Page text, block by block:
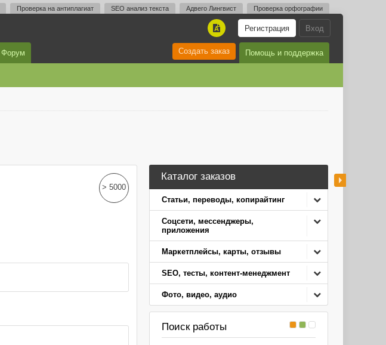
Проверка на антиплагиат SEO анализ текста Адвего Лингвист Проверка орфографии
Вход
Регистрация
A
Форум Помощь и поддержка
Создать заказ
Каталог заказов
Статьи, переводы, копирайтинг
Соцсети, мессенджеры,
приложения
Маркетплейсы, карты, отзывы
SEO, тесты, контент-менеджмент
Фото, видео, аудио
Поиск работы
> 5000